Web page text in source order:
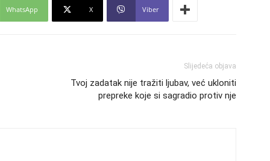
WhatsApp X Viber
Slijedeća objava
Tvoj zadatak nije tražiti ljubav, već ukloniti
prepreke koje si sagradio protiv nje